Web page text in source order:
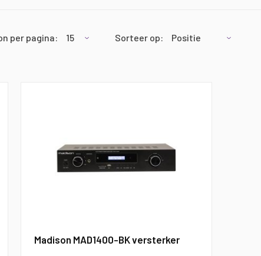
per pagina: Sorteer op
Madison MAD1400-BK versterker